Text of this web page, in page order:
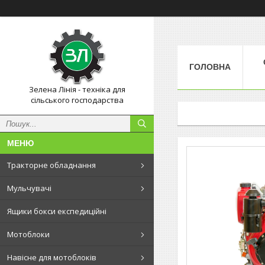
Зелена Лінія - техніка для
сільського господарства
Тракторне обладнання
Мульчувачі
Ящики бокси експедиційні
Мотоблоки
Навісне для мотоблоків
ГОЛОВНА